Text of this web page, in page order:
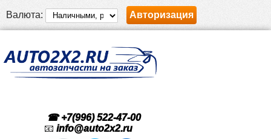
Валюта: Авторизация
☎ +7(996) 522-47-00
📧 info@auto2x2.ru